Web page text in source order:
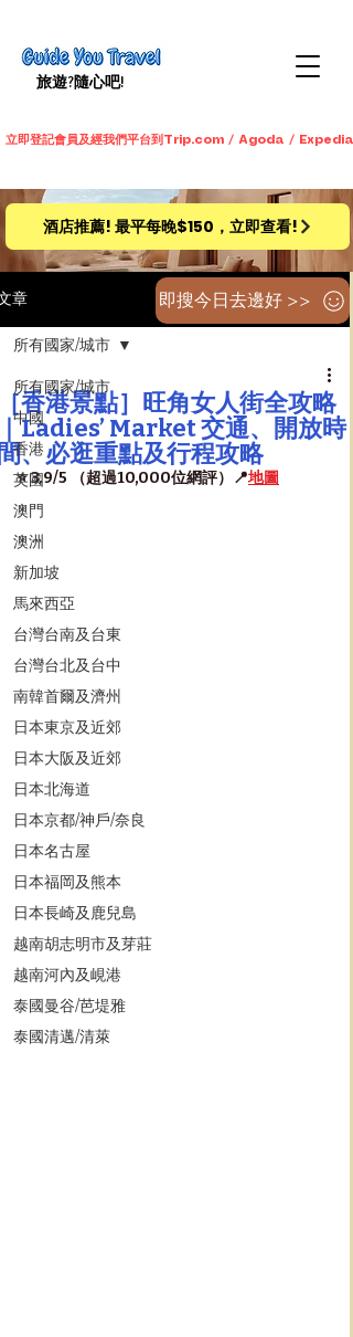
旅遊​?隨心吧!
立即登記會員及經我們平台到Trip.com / Agoda / Expedia
酒店推薦! 最平每晚$150，立即查看!
章
所有國家/城市
中國
香港
英國
澳門
澳洲
新加坡
馬來西亞
台灣台南及台東
台灣台北及台中
南韓首爾及濟州
日本東京及近郊
日本大阪及近郊
日本北海道
日本京都/神戶/奈良
日本名古屋
日本福岡及熊本
日本長崎及鹿兒島
越南胡志明市及芽莊
越南河內及峴港
泰國曼谷/芭堤雅
泰國清邁/清萊
所有國家/城市
香港景點］旺角女人街全攻略
Ladies’ Market 交通、開放時
、必逛重點及行程攻略
⭐️ 3.9/5 （超過10,000位網評）📍地圖
即搜今日去邊好 >>